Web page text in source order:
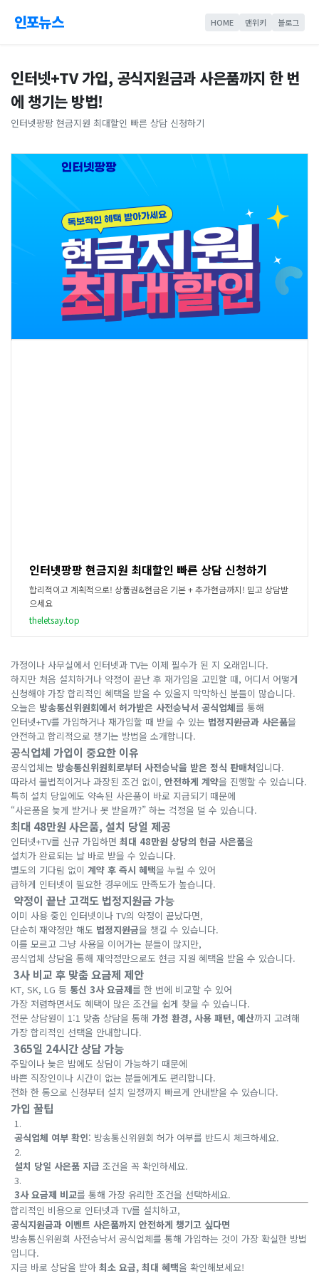
인포뉴스 HOME 맨위키 블로그
인터넷+TV 가입, 공식지원금과 사은품까지 한 번
에 챙기는 방법!
인터넷팡팡 현금지원 최대할인 빠른 상담 신청하기
인터넷팡팡 현금지원 최대할인 빠른 상담 신청하기
합리적이고 계획적으로! 상품권&현금은 기본 + 추가현금까지! 믿고 상담받
으세요
theletsay.top
가정이나 사무실에서 인터넷과 TV는 이제 필수가 된 지 오래입니다.
하지만 처음 설치하거나 약정이 끝난 후 재가입을 고민할 때, 어디서 어떻게
신청해야 가장 합리적인 혜택을 받을 수 있을지 막막하신 분들이 많습니다.
오늘은 방송통신위원회에서 허가받은 사전승낙서 공식업체를 통해
인터넷+TV를 가입하거나 재가입할 때 받을 수 있는 법정지원금과 사은품을
안전하고 합리적으로 챙기는 방법을 소개합니다.
공식업체 가입이 중요한 이유
공식업체는 방송통신위원회로부터 사전승낙을 받은 정식 판매처입니다.
따라서 불법적이거나 과장된 조건 없이, 안전하게 계약을 진행할 수 있습니다.
특히 설치 당일에도 약속된 사은품이 바로 지급되기 때문에
“사은품을 늦게 받거나 못 받을까?” 하는 걱정을 덜 수 있습니다.
최대 48만원 사은품, 설치 당일 제공
인터넷+TV를 신규 가입하면 최대 48만원 상당의 현금 사은품을
설치가 완료되는 날 바로 받을 수 있습니다.
별도의 기다림 없이 계약 후 즉시 혜택을 누릴 수 있어
급하게 인터넷이 필요한 경우에도 만족도가 높습니다.
약정이 끝난 고객도 법정지원금 가능
이미 사용 중인 인터넷이나 TV의 약정이 끝났다면,
단순히 재약정만 해도 법정지원금을 챙길 수 있습니다.
이를 모르고 그냥 사용을 이어가는 분들이 많지만,
공식업체 상담을 통해 재약정만으로도 현금 지원 혜택을 받을 수 있습니다.
3사 비교 후 맞춤 요금제 제안
KT, SK, LG 등 통신 3사 요금제를 한 번에 비교할 수 있어
가장 저렴하면서도 혜택이 많은 조건을 쉽게 찾을 수 있습니다.
전문 상담원이 1:1 맞춤 상담을 통해 가정 환경, 사용 패턴, 예산까지 고려해
가장 합리적인 선택을 안내합니다.
365일 24시간 상담 가능
주말이나 늦은 밤에도 상담이 가능하기 때문에
바쁜 직장인이나 시간이 없는 분들에게도 편리합니다.
전화 한 통으로 신청부터 설치 일정까지 빠르게 안내받을 수 있습니다.
가입 꿀팁
공식업체 여부 확인: 방송통신위원회 허가 여부를 반드시 체크하세요.
설치 당일 사은품 지급 조건을 꼭 확인하세요.
3사 요금제 비교를 통해 가장 유리한 조건을 선택하세요.
합리적인 비용으로 인터넷과 TV를 설치하고,
공식지원금과 이벤트 사은품까지 안전하게 챙기고 싶다면
방송통신위원회 사전승낙서 공식업체를 통해 가입하는 것이 가장 확실한 방법
입니다.
지금 바로 상담을 받아 최소 요금, 최대 혜택을 확인해보세요!